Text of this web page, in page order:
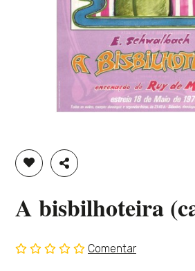
ADICIONAR À LISTA DE DESEJOS
PARTILHAR
A bisbilhoteira
Comentar